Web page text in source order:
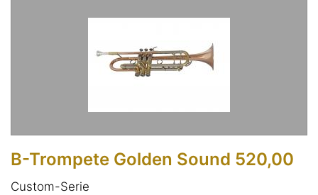
B-Trompete Golden Sound 520,00
Custom-Serie